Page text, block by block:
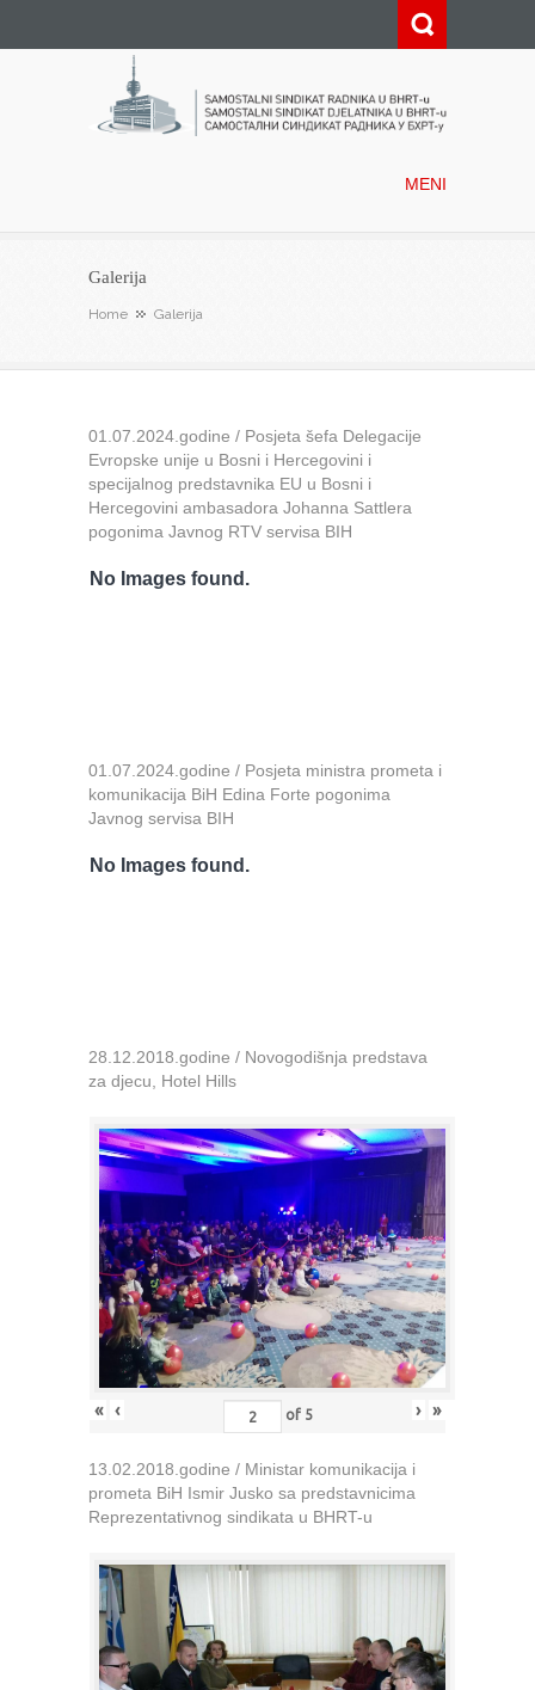
MENI
Galerija
Home Galerija
01.07.2024.godine / Posjeta šefa Delegacije
Evropske unije u Bosni i Hercegovini i
specijalnog predstavnika EU u Bosni i
Hercegovini ambasadora Johanna Sattlera
pogonima Javnog RTV servisa BIH
No Images found.
01.07.2024.godine / Posjeta ministra prometa i
komunikacija BiH Edina Forte pogonima
Javnog servisa BIH
No Images found.
28.12.2018.godine / Novogodišnja predstava
za djecu, Hotel Hills
« ‹ of 5 › »
13.02.2018.godine / Ministar komunikacija i
prometa BiH Ismir Jusko sa predstavnicima
Reprezentativnog sindikata u BHRT-u